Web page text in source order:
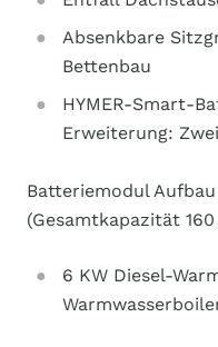
Absenkbare
Bettenbau
HYMER-Smart-
Erweiterung:
Batteriemodul
(Gesamtkapazität 160
6 KW Diesel-